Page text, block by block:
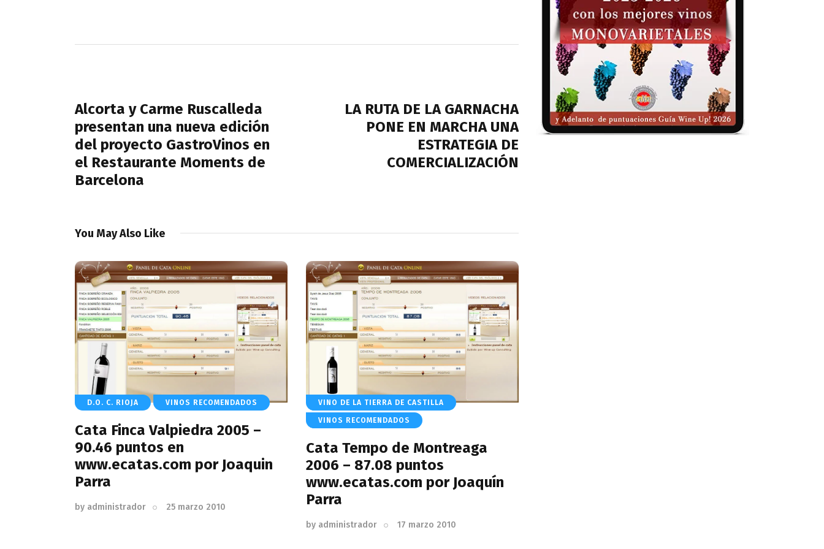
entradas
Alcorta y Carme Ruscalleda
presentan una nueva edición
del proyecto GastroVinos en
el Restaurante Moments de
Barcelona
LA RUTA DE LA GARNACHA
PONE EN MARCHA UNA
ESTRATEGIA DE
COMERCIALIZACIÓN
You May Also Like
D.O. C. RIOJA VINOS RECOMENDADOS
Cata Finca Valpiedra 2005 –
90.46 puntos en
www.ecatas.com por Joaquin
Parra
by administrador 25 marzo 2010
VINO DE LA TIERRA DE CASTILLA
VINOS RECOMENDADOS
Cata Tempo de Montreaga
2006 – 87.08 puntos
www.ecatas.com por Joaquín
Parra
by administrador 17 marzo 2010